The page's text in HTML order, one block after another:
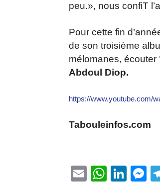
peu.», nous confiT
Pour cette fin
de son troisième
mélomanes, écouter
Abdoul Diop.
https://www.youtube.com/
Tabouleinfos.com
Email